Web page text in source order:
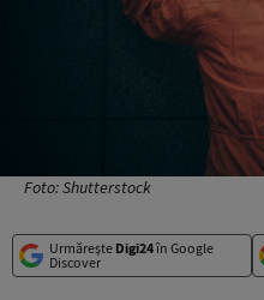
Foto: Shutterstock
Urmărește Digi24în Google
Discover